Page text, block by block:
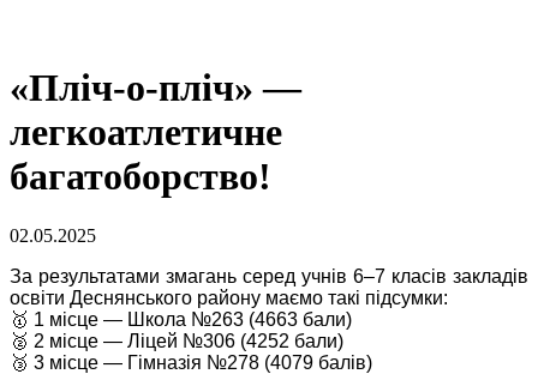
«Пліч-о-пліч» —
легкоатлетичне
багатоборство!
02.05.2025
За результатами змагань серед учнів 6–7 класів закладів
освіти Деснянського району маємо такі підсумки:
🥇 1 місце — Школа №263 (4663 бали)
🥈 2 місце — Ліцей №306 (4252 бали)
🥉 3 місце — Гімназія №278 (4079 балів)